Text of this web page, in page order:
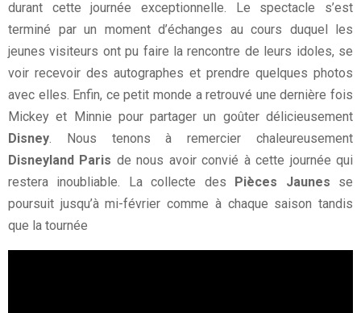
durant cette journée exceptionnelle. Le spectacle s’est
terminé par un moment d’échanges au cours duquel les
jeunes visiteurs ont pu faire la rencontre de leurs idoles, se
voir recevoir des autographes et prendre quelques photos
avec elles. Enfin, ce petit monde a retrouvé une dernière fois
Mickey et Minnie pour partager un goûter délicieusement
Disney. Nous tenons à remercier chaleureusement
Disneyland Paris de nous avoir convié à cette journée qui
restera inoubliable. La collecte des Pièces Jaunes se
poursuit jusqu’à mi-février comme à chaque saison tandis
que la tournée